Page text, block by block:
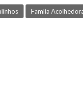
Famlia